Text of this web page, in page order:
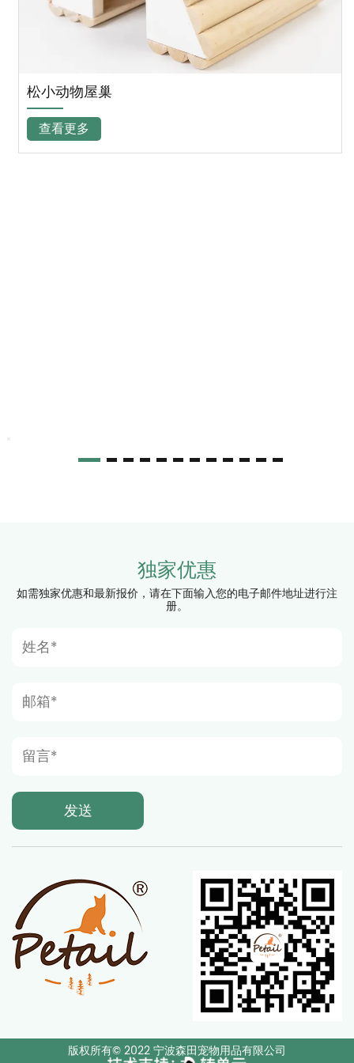
松小动物屋巢
查看更多
独家优惠
如需独家优惠和最新报价，请在下面输入您的电子邮件地址进行注
册。
版权所有© 2022 宁波森田宠物用品有限公司